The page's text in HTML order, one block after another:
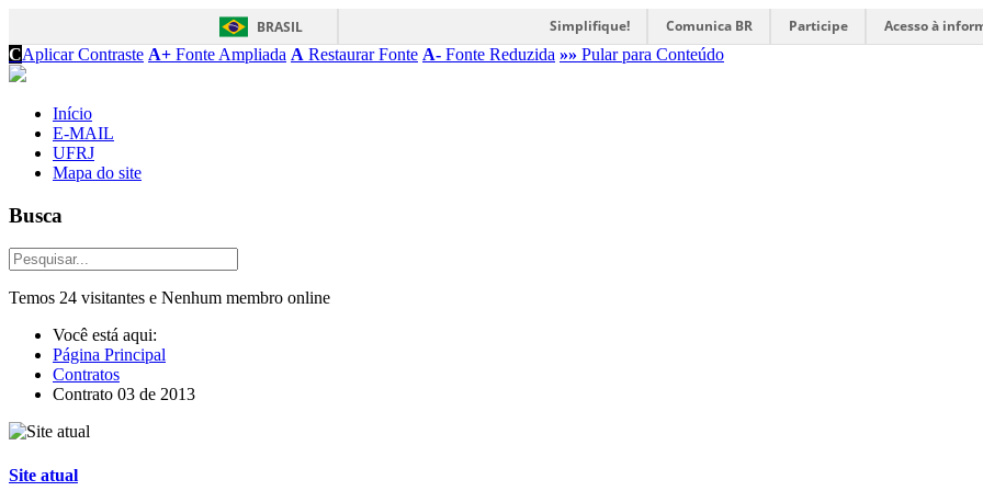
BRASIL Simplifique! Comunica BR Participe
Acesso à
CAplicar Contraste A+ Fonte Ampliada A Restaurar Fonte A- Fonte Reduzida »» Pular para Conteúdo
Início
E-MAIL
UFRJ
Mapa do site
Busca
Temos 24 visitantes e Nenhum membro online
Você está aqui:
Página Principal
Contratos
Contrato 03 de 2013
Site atual